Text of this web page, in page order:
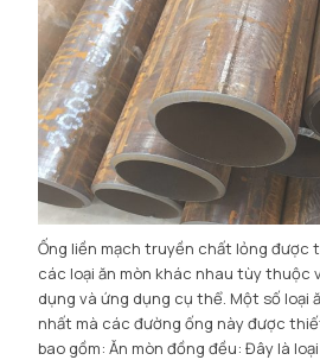
Ống liền mạch truyền chất lỏng được
các loại ăn mòn khác nhau tùy thuộc
dụng và ứng dụng cụ thể. Một số loại
nhất mà các đường ống này được
bao gồm: Ăn mòn đồng đều: Đây là